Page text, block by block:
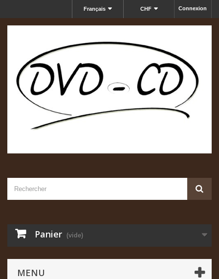
Connexion
CHF
Français
Panier (vide)
MENU